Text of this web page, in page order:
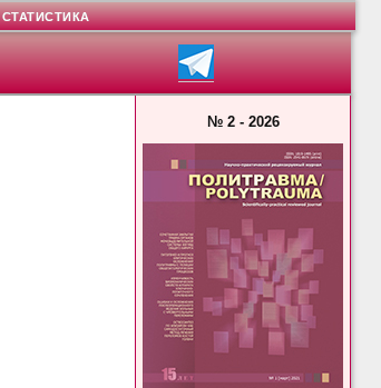
№ 2 - 2026
СТАТИСТИКА